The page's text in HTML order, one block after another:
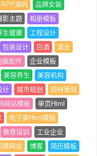
源码
品牌女装
影主题
相册模板
生健康
工程设计
包装设计 白酒
酒业
脑配件
企业模板
美容养生
美容机构
计 城市规划
园林景观
网站模板
单页Html
电子屏Html模版
教育培训
工业企业
聘网站 博客
简历模板